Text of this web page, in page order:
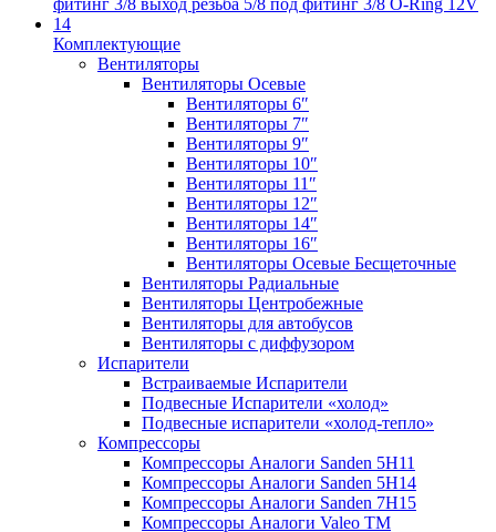
Комплектующие
Вентиляторы
Вентиляторы Осевые
Вентиляторы 6″
Вентиляторы 7″
Вентиляторы 9″
Вентиляторы 10″
Вентиляторы 11″
Вентиляторы 12″
Вентиляторы 14″
Вентиляторы 16″
Вентиляторы Осевые Бесщеточные
Вентиляторы Радиальные
Вентиляторы Центробежные
Вентиляторы для автобусов
Вентиляторы с диффузором
Испарители
Встраиваемые Испарители
Подвесные Испарители «холод»
Подвесные испарители «холод-тепло»
Компрессоры
Компрессоры Аналоги Sanden 5H11
Компрессоры Аналоги Sanden 5H14
Компрессоры Аналоги Sanden 7H15
Компрессоры Аналоги Valeo ТМ